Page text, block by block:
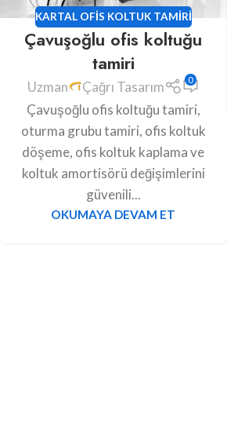
KARTAL OFIS KOLTUK TAMIRI
Çavuşoğlu ofis koltuğu
tamiri
Uzman Çağrı Tasarım 0
Çavuşoğlu ofis koltuğu tamiri,
oturma grubu tamiri, ofis koltuk
döşeme, ofis koltuk kaplama ve
koltuk amortisörü değişimlerini
güvenili...
OKUMAYA DEVAM ET